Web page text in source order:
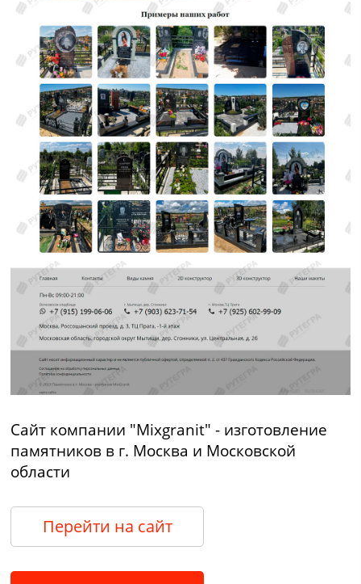
Сайт компании "Mixgranit" - изготовление
памятников в г. Москва и Московской
области
Перейти на сайт